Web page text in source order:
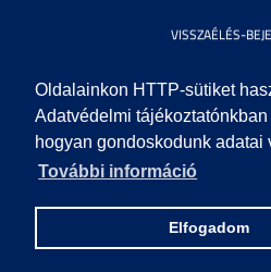
Oldalainkon HTTP-sütiket
Adatvédelmi
hogyan gondoskodunk adatai
További információ
Elfogadom
VISSZAÉLÉS-
KÖZÉRDEKŰ